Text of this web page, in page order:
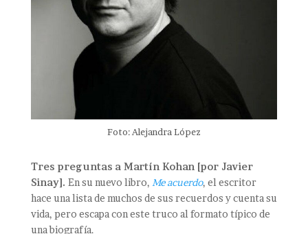
Foto: Alejandra López
Tres preguntas a Martín Kohan [por Javier
Sinay]. En su nuevo libro, Me acuerdo, el escritor
hace una lista de muchos de sus recuerdos y cuenta su
vida, pero escapa con este truco al formato típico de
una biografía.